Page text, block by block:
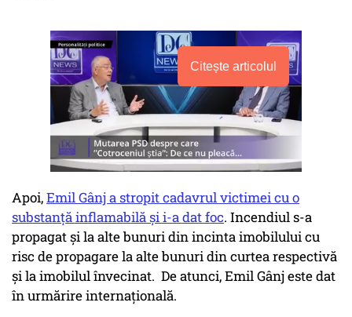
Citește articolul
Apoi,Emil Gânj a stropit cadavrul victimei cu o
substanță inflamabilă și i-a dat foc. Incendiul s-a
propagat și la alte bunuri din incinta imobilului cu
risc de propagare la alte bunuri din curtea respectivă
și la imobilul învecinat. De atunci, Emil Gânj este dat
în urmărire internațională.